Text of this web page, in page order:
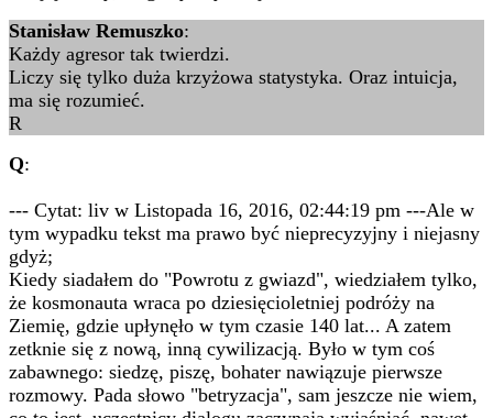
Stanisław Remuszko:
Każdy agresor tak twierdzi.
Liczy się tylko duża krzyżowa statystyka. Oraz intuicja,
ma się rozumieć.
R
Q:
--- Cytat: liv w Listopada 16, 2016, 02:44:19 pm ---Ale w
tym wypadku tekst ma prawo być nieprecyzyjny i niejasny
gdyż;
Kiedy siadałem do "Powrotu z gwiazd", wiedziałem tylko,
że kosmonauta wraca po dziesięcioletniej podróży na
Ziemię, gdzie upłynęło w tym czasie 140 lat... A zatem
zetknie się z nową, inną cywilizacją. Było w tym coś
zabawnego: siedzę, piszę, bohater nawiązuje pierwsze
rozmowy. Pada słowo "betryzacja", sam jeszcze nie wiem,